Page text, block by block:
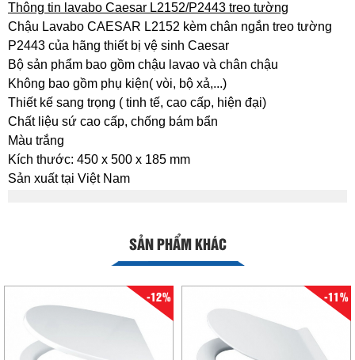
Thông tin lavabo Caesar L2152/P2443 treo tường
Chậu Lavabo CAESAR L2152 kèm chân ngắn treo tường
P2443 của hãng thiết bị vệ sinh Caesar
Bộ sản phẩm bao gồm chậu lavao và chân chậu
Không bao gồm phụ kiện( vòi, bộ xả,...)
Thiết kế sang trọng ( tinh tế, cao cấp, hiện đại)
Chất liệu sứ cao cấp, chống bám bẩn
Màu trắng
Kích thước: 450 x 500 x 185 mm
Sản xuất tại Việt Nam
SẢN PHẨM KHÁC
-12% -11%